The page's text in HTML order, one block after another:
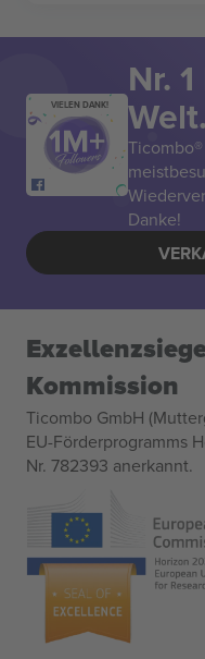
VIELEN DANK!
Nr.
Welt.
Danke!
Kommission
Ticombo GmbH
EU-Förderprogramms
Nr. 782393 anerkannt.